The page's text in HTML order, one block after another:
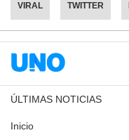
VIRAL TWITTER
ÚLTIMAS NOTICIAS
Inicio